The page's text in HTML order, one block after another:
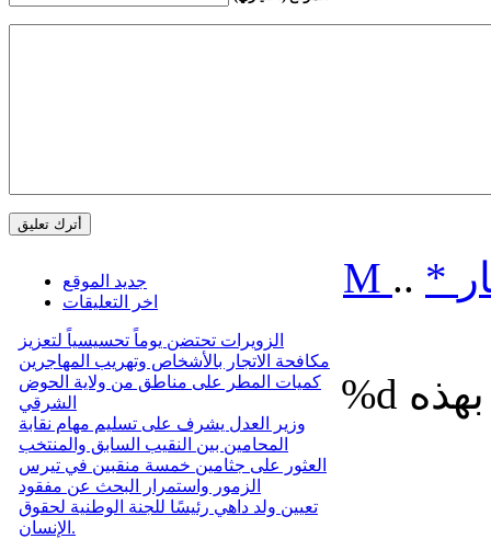
جديد الموقع
اخر التعليقات
الزويرات تحتضن يوماً تحسيسياً لتعزيز
مكافحة الاتجار بالأشخاص وتهريب المهاجرين
كميات المطر على مناطق من ولاية الحوض
الشرقي
وزير العدل يشرف على تسليم مهام نقابة
المحامين بين النقيب السابق والمنتخب
العثور على جثامين خمسة منقبين في تيرس
الزمور واستمرار البحث عن مفقود
تعيين ولد داهي رئيسًا للجنة الوطنية لحقوق
الإنسان.
M .. *
%d